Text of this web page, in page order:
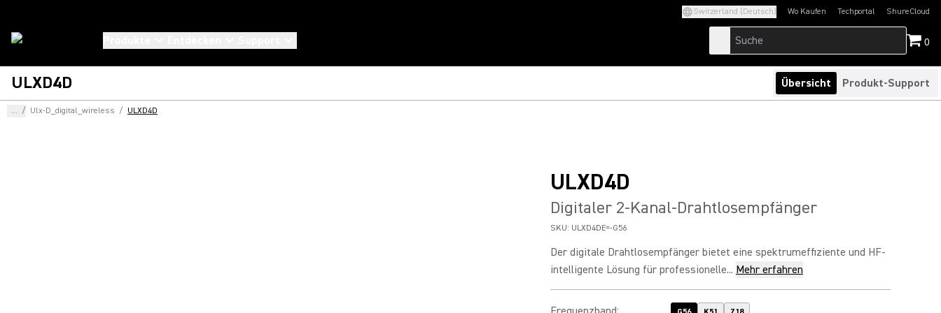
Switzerland (Deutsch) Wo Kaufen Techportal
(Opens in a new tab)ShureCloud
(Opens in a new
0
ULXD4D Übersicht Produkt-Support
... / Ulx-D_digital_wireless / ULXD4D
ULXD4D
Digitaler 2-Kanal-Drahtlosempfänger
SKU: ULXD4DE=-G56
Der digitale Drahtlosempfänger bietet eine spektrumeffiziente und HF-
intelligente Lösung für professionelle... Mehr erfahren